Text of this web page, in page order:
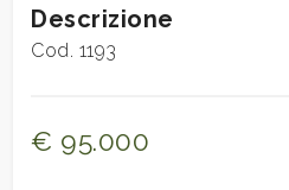
Descrizione
Cod. 1193
€ 95.000
-
multiscelta